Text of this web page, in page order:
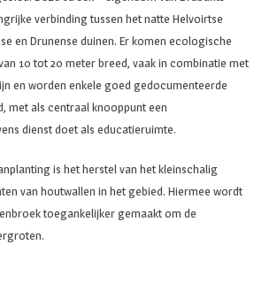
verbinding tussen het natte Helvoirtse
en Drunense duinen. Er komen ecologische
10 tot20 meterbreed, vaak in combinatie met
en worden enkele goed gedocumenteerde
met als centraal knooppunt een
dienst doet als educatieruimte.
is het herstel van het kleinschalig
van houtwallen in het gebied. Hiermee wordt
toegankelijker gemaakt om de